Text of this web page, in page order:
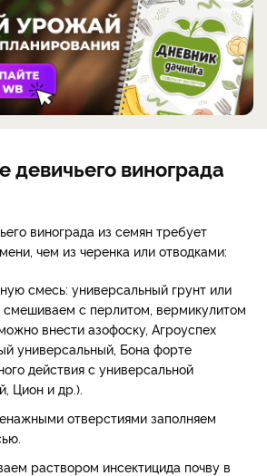
девичьего винограда
винограда из семян требует
чем из черенка или отводками:
смесь: универсальный грунт или
с перлитом, вермикулитом
внести азофоску, Агроуспех
универсальный, Бона форте
действия с универсальной
Цион и др.).
отверстиями заполняем
раствором инсектицида почву в